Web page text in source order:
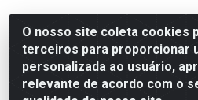
O nosso site coleta cookies
terceiros para proporcionar
personalizada ao usuário,
relevante de acordo com o
Distribuidora de Cosméticos
km 87 - Industrial, Ipirá -
10.984.107/